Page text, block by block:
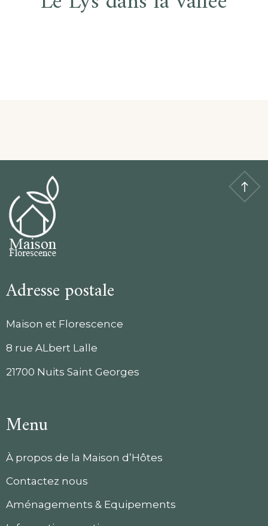
Adresse postale
Maison et Florescence
8 rue ALbert Lalle
21700 Nuits Saint Georges
Menu
À propos de la Maison d’Hôtes
Contactez nous
Aménagements & Equipements